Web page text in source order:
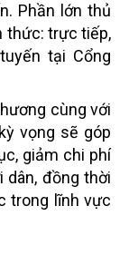
Phần lớn thủ
thức: trực tiếp,
tại Cổng
cùng với
vọng sẽ góp
giảm chi phí
dân, đồng thời
trong lĩnh vực